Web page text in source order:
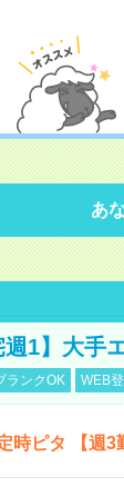
あ
週1】大手
ランクOK WEB
時ピタ 【週